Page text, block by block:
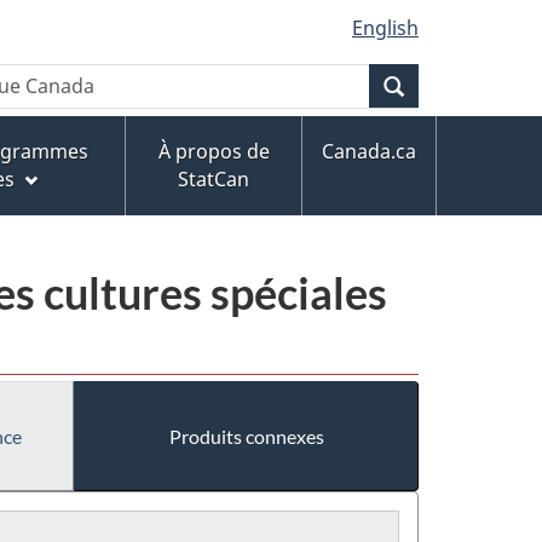
English
À propos de
StatCan
Canada.ca
cultures spéciales
Produits connexes